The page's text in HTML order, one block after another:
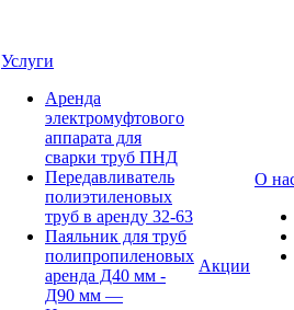
Услуги
Аренда
электромуфтового
аппарата для
сварки труб ПНД
Передавливатель
полиэтиленовых
труб в аренду 32-63
Паяльник для труб
полипропиленовых
аренда Д40 мм -
Д90 мм —
Акции
О